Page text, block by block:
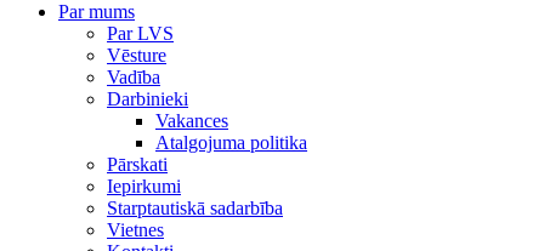
Par mums
Par LVS
Vēsture
Vadība
Darbinieki
Vakances
Atalgojuma politika
Pārskati
Iepirkumi
Starptautiskā sadarbība
Vietnes